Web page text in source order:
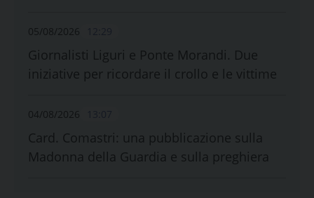
05/08/2026
Giornalisti Liguri e Ponte Morandi. Due
iniziative per ricordare il crollo e le vittime
04/08/2026
Card. Comastri: una pubblicazione sulla
Madonna della Guardia e sulla preghiera